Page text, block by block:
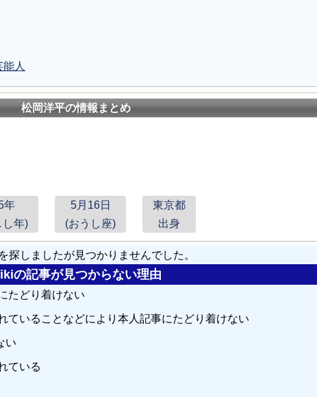
人
松岡洋平の情報まとめ
年
し年)
5月16日
(おうし座)
東京都
出身
探しましたが見つかりませんでした。
の記事が見つからない理由
たどり着けない
ていることなどにより本人記事にたどり着けない
い
ている